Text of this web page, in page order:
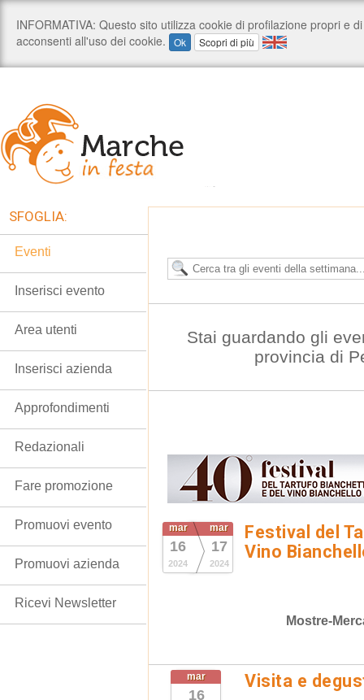
Stai guardando gli
provincia di
mar
16
2024
mar
17
2024
Festival del
Vino
Mostre-
mar
16
Visita e
SFOGLIA:
Eventi
Inserisci evento
Area utenti
Inserisci azienda
Approfondimenti
Redazionali
Fare promozione
Promuovi evento
Promuovi azienda
Ricevi Newsletter